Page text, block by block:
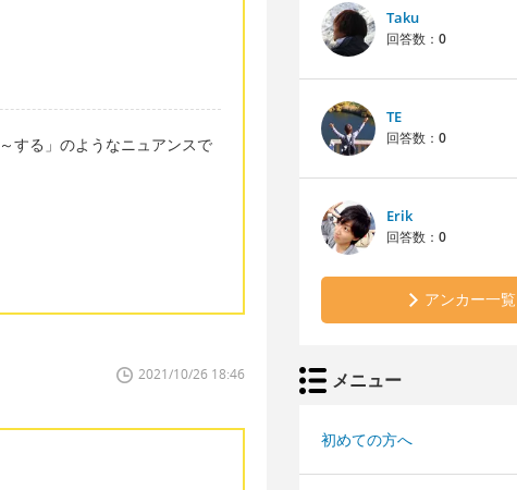
～する」のようなニュアンスで
2021/10/26 18:46
Taku
回答数： 0
TE
回答数： 0
Erik
回答数： 0
アンカー一覧
メニュー
初めての方へ